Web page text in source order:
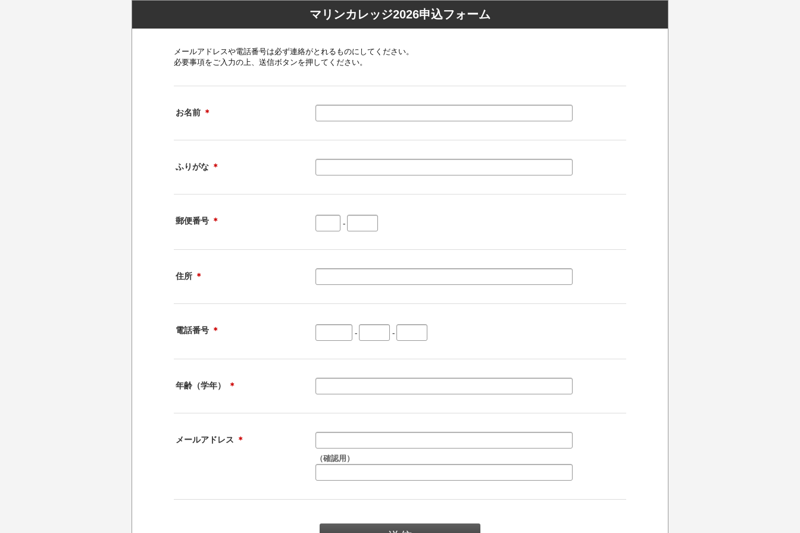
マリンカレッジ2026申込フォーム
メールアドレスや電話番号は必ず連絡がとれるものにしてください。
必要事項をご入力の上、送信ボタンを押してください。
お名前 ＊
ふりがな ＊
郵便番号 ＊ -
住所 ＊
電話番号 ＊ - -
年齢（学年） ＊
メールアドレス ＊
（確認用）